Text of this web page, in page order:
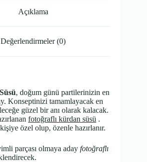
Açıklama
Değerlendirmeler (0)
, doğum günü partilerinizin en
Konseptinizi tamamlayacak en
güzel bir anı olarak kalacak.
fotoğraflı kürdan süsü .
özel olup, özenle hazırlanır.
parçası olmaya aday fotoğraflı